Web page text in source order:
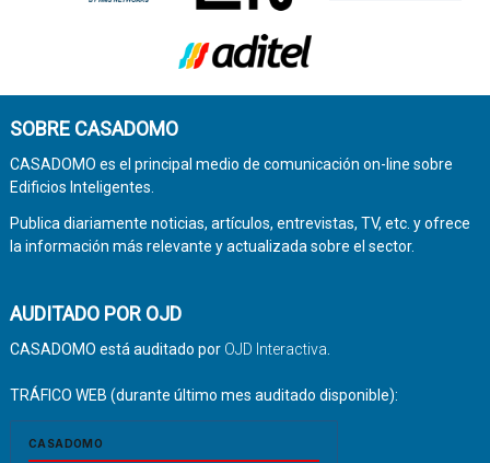
SOBRE CASADOMO
CASADOMO es el principal medio de comunicación on-line sobre
Edificios Inteligentes.
Publica diariamente noticias, artículos, entrevistas, TV, etc. y ofrece
la información más relevante y actualizada sobre el sector.
AUDITADO POR OJD
CASADOMO está auditado por OJD Interactiva.
TRÁFICO WEB (durante último mes auditado disponible):